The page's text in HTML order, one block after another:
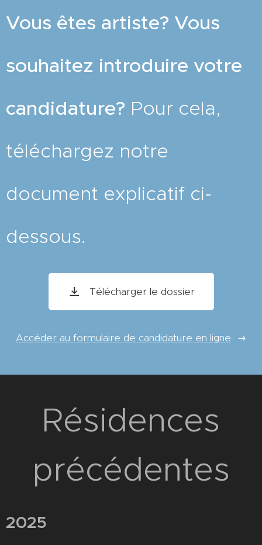
Vous êtes artiste? Vous
souhaitez introduire votre
candidature? Pour cela,
téléchargez notre
document explicatif ci-
dessous.
Télécharger le dossier
Accéder au formulaire de candidature en ligne
Résidences
précédentes
2025